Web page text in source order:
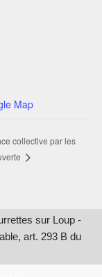
Map
collective par les
sur Loup -
art. 293 B du